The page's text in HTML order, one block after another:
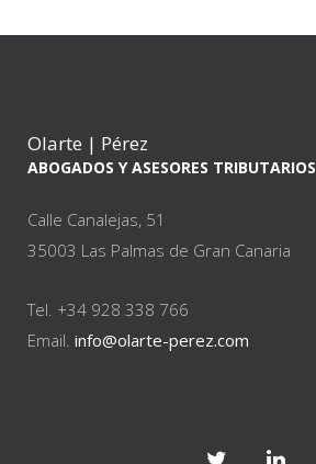
Olarte | Pérez
ABOGADOS Y ASESORES TRIBUTARIOS
Calle Canalejas, 51
35003 Las Palmas de Gran Canaria
Tel. +34 928 338 766
Email. info@olarte-perez.com